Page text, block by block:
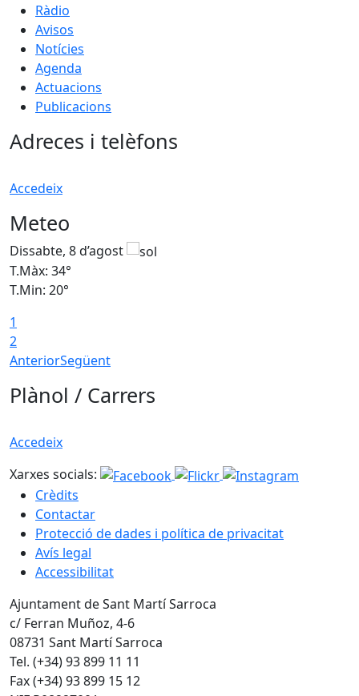
Ràdio
Avisos
Notícies
Agenda
Actuacions
Publicacions
Adreces i telèfons
Accedeix
Meteo
Dissabte, 8 d’agost
T.Màx: 34°
T.Min: 20°
1
2
AnteriorSegüent
Plànol / Carrers
Accedeix
Xarxes socials:
Crèdits
Contactar
Protecció de dades i política de privacitat
Avís legal
Accessibilitat
Ajuntament de Sant Martí Sarroca
c/ Ferran Muñoz, 4-6
08731 Sant Martí Sarroca
Tel. (+34) 93 899 11 11
Fax (+34) 93 899 15 12